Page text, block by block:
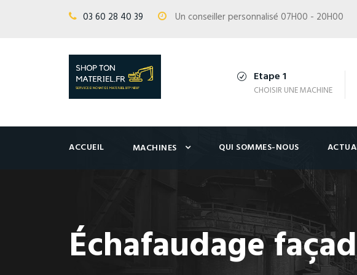
03 60 28 40 39 Un conseiller personnalisé 07H00 - 20H00
Etape 1
CHOISIR UNE MACHINE
ACCUEIL MACHINES QUI SOMMES-NOUS
Échafaudage